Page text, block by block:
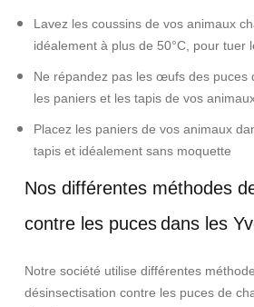
Lavez les coussins de vos animaux
idéalement à plus de 50°C, pour tuer
Ne répandez pas les œufs des puces
les paniers et les tapis de vos
Placez les paniers de vos animaux
tapis et idéalement sans moquette
Nos différentes méthodes
contre les pucesdans les
Notre société utilise différentes
désinsectisation contre les puces de